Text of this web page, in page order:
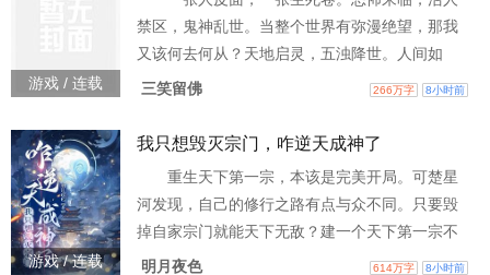
游戏 / 连载
禁区，鬼神乱世。当整个世界有弥漫绝望，那我
又该何去何从？天地启灵，五浊降世。人间如
狱，鬼相无间。ps：（本作品为神秘复苏同人
统，生死一线，搏命鬼神。）ps：（断更鬼已复
就是镇压断更鬼的灵异物品，望各位把它封
死。）书友群：1017912424
三笑留佛 266万字 8小时前
游戏 / 连载
我只想毁灭宗门，咋逆天成神了
重生天下第一宗，本该是完美开局。可楚星
河发现，自己的修行之路有点与众不同。只要毁
掉自家宗门就能天下无敌？建一个天下第一宗不
容易，毁掉还不容易？楚星河发现还真不容易。
明月夜色 614万字 8小时前